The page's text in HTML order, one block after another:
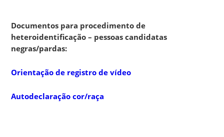
Documentos para procedimento de
heteroidentificação – pessoas candidatas
negras/pardas:
Orientação de registro de vídeo
Autodeclaração cor/raça